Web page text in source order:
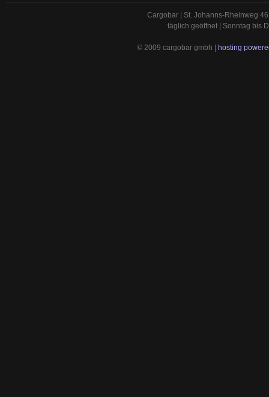
Cargobar | St. Johanns-Rheinweg
täglich geöffnet | Sonntag bis
© 2009 cargobar gmbh | hosting